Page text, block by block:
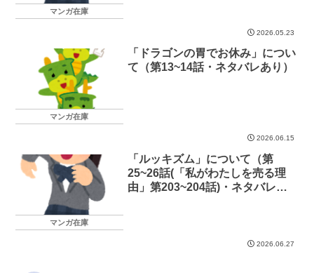
マンガ在庫
2026.05.23
マンガ在庫
「ドラゴンの胃でお休み」につい
て（第13~14話・ネタバレあり）
2026.06.15
マンガ在庫
「ルッキズム」について（第
25~26話(「私がわたしを売る理
由」第203~204話)・ネタバレあ
2026.06.27